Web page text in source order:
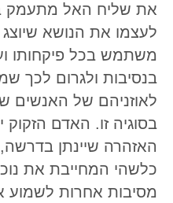
את שליח האל מתעמק
לעצמו את הנושא
משתמש בכל פיקחותו
בנסיבות ולגרום לכך
לאוזניהם של האנשים
בסוגיה זו. האדם
האזהרה שיינתן
כלשהי המחייבת את
מסיבות אחרות לשמוע